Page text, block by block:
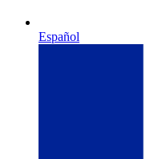
Español